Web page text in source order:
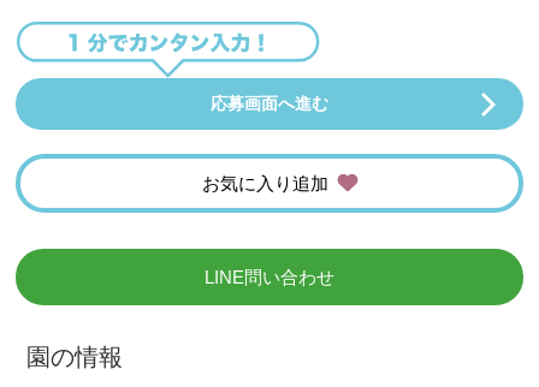
応募画面へ進む
お気に入り追加
LINE問い合わせ
園の情報